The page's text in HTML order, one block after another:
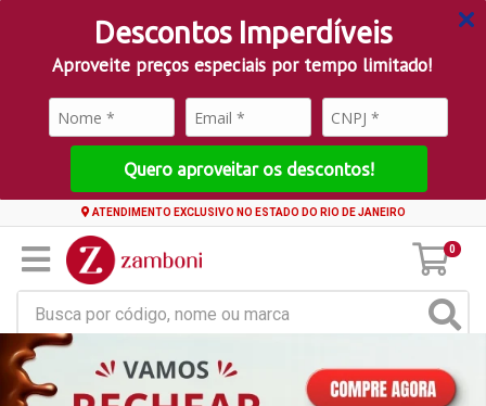
Descontos Imperdíveis
Aproveite preços especiais por tempo limitado!
Quero aproveitar os descontos!
ATENDIMENTO EXCLUSIVO NO ESTADO DO RIO DE JANEIRO
0